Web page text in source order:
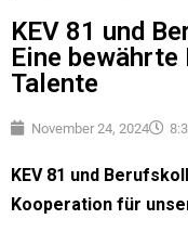
KEV 81 und
Eine
Talente
November 24, 2024
KEV 81 und
Kooperation für